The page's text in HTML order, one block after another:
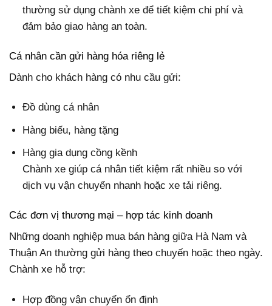
thường sử dụng chành xe để tiết kiệm chi phí và
đảm bảo giao hàng an toàn.
Cá nhân cần gửi hàng hóa riêng lẻ
Dành cho khách hàng có nhu cầu gửi:
Đồ dùng cá nhân
Hàng biếu, hàng tặng
Hàng gia dụng cồng kềnh
Chành xe giúp cá nhân tiết kiệm rất nhiều so với
dịch vụ vận chuyển nhanh hoặc xe tải riêng.
Các đơn vị thương mại – hợp tác kinh doanh
Những doanh nghiệp mua bán hàng giữa Hà Nam và
Thuận An thường gửi hàng theo chuyến hoặc theo ngày.
Chành xe hỗ trợ:
Hợp đồng vận chuyển ổn định